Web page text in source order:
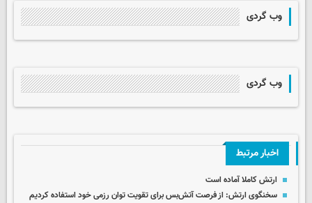
وب گردی
وب گردی
اخبار مرتبط
ارتش کاملا آماده است
سخنگوی ارتش: از فرصت آتش‌بس برای تقویت توان رزمی خود استفاده کردیم